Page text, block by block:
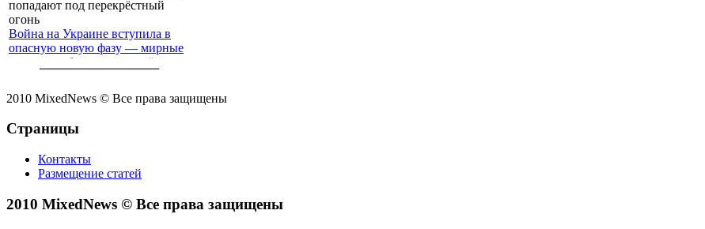
Война на Украине вступила в
опасную новую фазу — мирные
жители с обеих сторон всё чаще
2010 MixedNews © Все права защищены
Страницы
Контакты
Размещение статей
2010 MixedNews © Все права защищены